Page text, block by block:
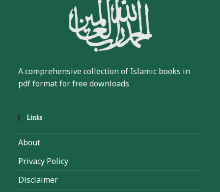
A comprehensive collection of Islamic books in
pdf format for free downloads
Links
About
Privacy Policy
Disclaimer